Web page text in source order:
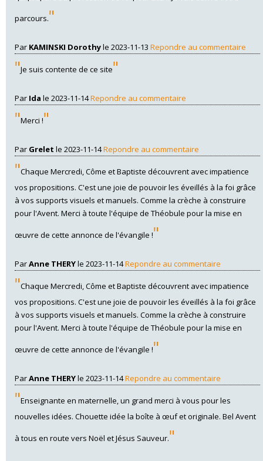
parcours."
Par KAMINSKI Dorothyle 2023-11-13 Repondre au commentaire
"Je suis contente de ce site"
Par Ida le 2023-11-14Repondre au commentaire
"Merci !"
Par Grelet le 2023-11-14Repondre au commentaire
"Chaque Mercredi, Côme et Baptiste découvrent avec impatience
vos propositions. C'est une joie de pouvoir les éveillés à la foi grâce
à vos supports visuels et manuels. Comme la crèche à construire
pour l'Avent. Merci à toute l'équipe de Théobule pour la mise en
œuvre de cette annonce de l'évangile !"
ParAnne THERYle 2023-11-14Repondre au commentaire
"Chaque Mercredi, Côme et Baptiste découvrent avec impatience
vos propositions. C'est une joie de pouvoir les éveillés à la foi grâce
à vos supports visuels et manuels. Comme la crèche à construire
pour l'Avent. Merci à toute l'équipe de Théobule pour la mise en
œuvre de cette annonce de l'évangile !"
ParAnne THERYle 2023-11-14Repondre au commentaire
"Enseignante en maternelle, un grand merci à vous pour les
nouvelles idées. Chouette idée la boîte à œuf et originale. Bel Avent
à tous en route vers Noël et Jésus Sauveur."